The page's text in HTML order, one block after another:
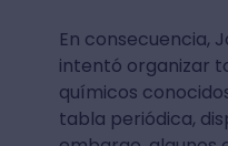
En consecuencia,
intentó organizar
químicos
tabla periódica,